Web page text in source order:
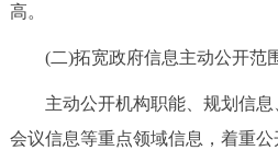
参与调查 在线访谈
高。
(二)拓宽政府信息主动公开范
主动公开机构职能、规划信息
会议信息等重点领域信息，着重